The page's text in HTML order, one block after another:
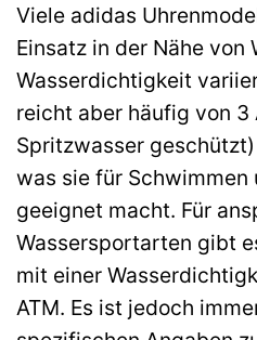
Viele adidas
Einsatz in der Nähe von
Wasserdichtigkeit
reicht aber häufig von 3
Spritzwasser geschützt)
was sie für Schwimmen
geeignet macht. Für
Wassersportarten gibt
mit einer
ATM. Es ist jedoch